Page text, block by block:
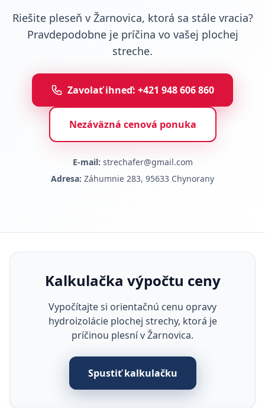
Riešite pleseň v Žarnovica, ktorá sa stále vracia?
Pravdepodobne je príčina vo vašej plochej
streche.
Zavolať ihneď: +421 948 606 860
Nezáväzná cenová ponuka
E-mail: strechafer@gmail.com
Adresa: Záhumnie 283, 95633 Chynorany
Kalkulačka výpočtu ceny
Vypočítajte si orientačnú cenu opravy
hydroizolácie plochej strechy, ktorá je
príčinou plesní v Žarnovica.
Spustiť kalkulačku